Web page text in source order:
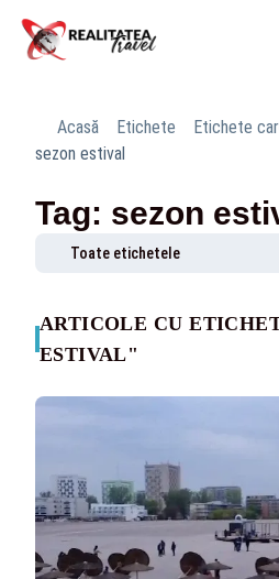
Acasă Etichete
Etichete
sezon estival
Tag: sezon
Toate etichetele
ARTICOLE CU
ESTIVAL"